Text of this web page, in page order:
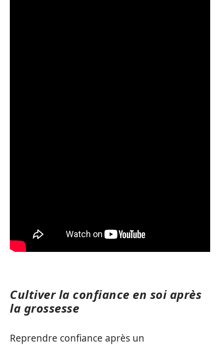
Cultiver la confiance en soi après
la grossesse
Reprendre confiance après un